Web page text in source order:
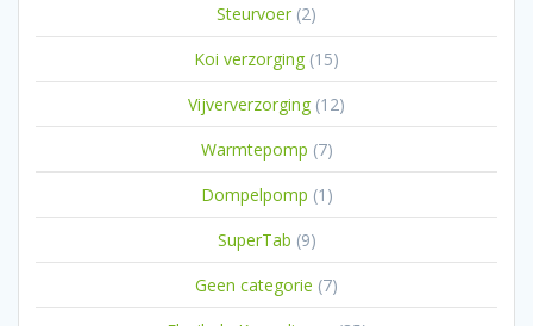
Steurvoer 22
producten
Koi verzorging 1515
producten
Vijververzorging 1212
producten
Warmtepomp 77
producten
Dompelpomp 1 1
product
SuperTab 99
producten
Geen categorie 77
producten